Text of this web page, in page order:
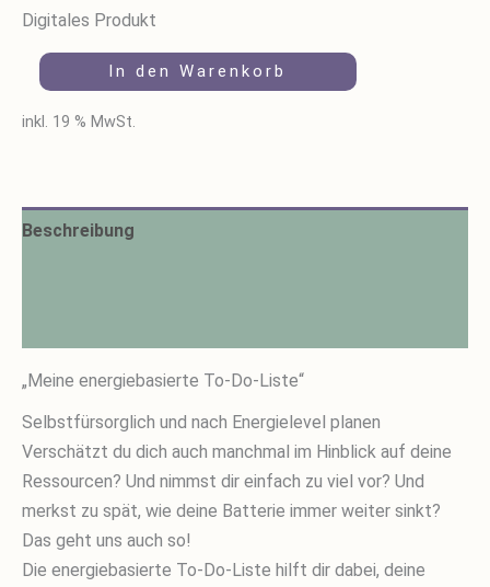
Digitales Produkt
In den Warenkorb
inkl. 19 % MwSt.
Beschreibung
„Meine energiebasierte To-Do-Liste“
Selbstfürsorglich und nach Energielevel planen
Verschätzt du dich auch manchmal im Hinblick auf deine
Ressourcen? Und nimmst dir einfach zu viel vor? Und
merkst zu spät, wie deine Batterie immer weiter sinkt?
Das geht uns auch so!
Die energiebasierte To-Do-Liste hilft dir dabei, deine